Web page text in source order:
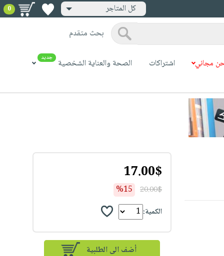
كل المتاجر 0
بحث متقدم
مجاني اشتراكات الصحة والعناية الشخصية جديد
17.00$
20.00$
%15
الكمية:
أضف الى الطلبية